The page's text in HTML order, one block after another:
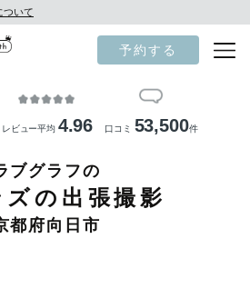
ついて
予約する
レビュー平均 4.96 口コミ 53,500件
ブグラフの
ズの出張撮影
都府向日市